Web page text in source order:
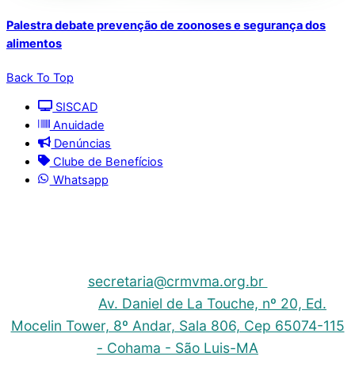
Palestra debate prevenção de zoonoses e segurança dos
alimentos
Back To Top
SISCAD
Anuidade
Denúncias
Clube de Benefícios
Whatsapp
secretaria@crmvma.org.br
Av. Daniel de La Touche, nº 20, Ed.
Mocelin Tower, 8º Andar, Sala 806, Cep 65074-115
- Cohama - São Luis-MA